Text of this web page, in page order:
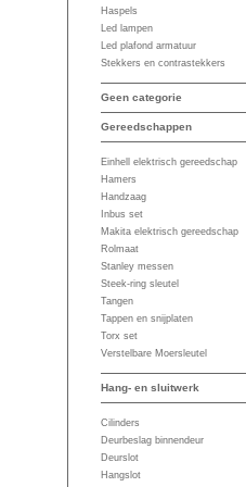
Haspels
Led lampen
Led plafond armatuur
Stekkers en contrastekkers
Geen categorie
Gereedschappen
Einhell elektrisch gereedschap
Hamers
Handzaag
Inbus set
Makita elektrisch gereedschap
Rolmaat
Stanley messen
Steek-ring sleutel
Tangen
Tappen en snijplaten
Torx set
Verstelbare Moersleutel
Hang- en sluitwerk
Cilinders
Deurbeslag binnendeur
Deurslot
Hangslot